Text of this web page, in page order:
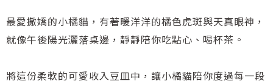
最愛撒嬌的小橘貓，有著暖洋洋的橘色虎斑與天真眼神，
就像午後陽光灑落桌邊，靜靜陪你吃點心、喝杯茶。
將這份柔軟的可愛收入豆皿中，讓小橘貓陪你度過每一段